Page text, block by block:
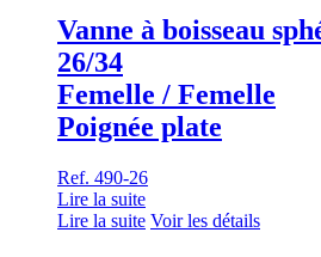
Vanne à boisseau
26/34
Femelle / Femelle
Poignée plate
Ref. 490-26
Lire la suite
Lire la suite Voir les détails